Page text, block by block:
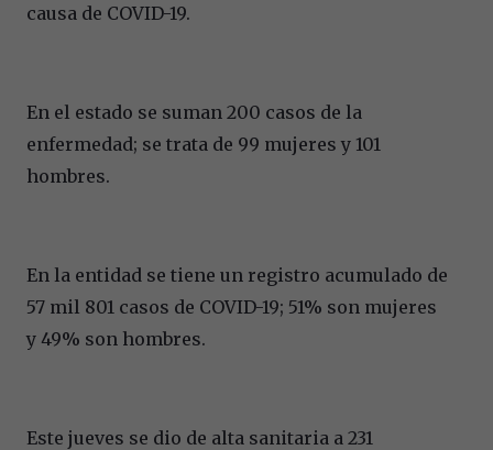
causa de COVID-19.
En el estado se suman 200 casos de la
enfermedad; se trata de 99 mujeres y 101
hombres.
En la entidad se tiene un registro acumulado de
57 mil 801 casos de COVID-19; 51% son mujeres
y 49% son hombres.
Este jueves se dio de alta sanitaria a 231